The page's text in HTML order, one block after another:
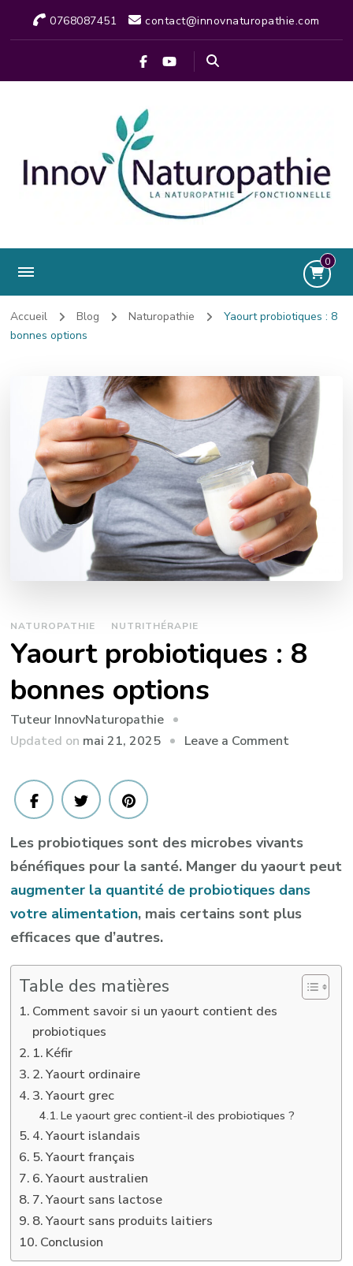
0768087451 contact@innovnaturopathie.com
0
Accueil Blog Naturopathie
Yaourt probiotiques : 8
bonnes options
NATUROPATHIE NUTRITHÉRAPIE
Yaourt probiotiques : 8
bonnes options
Tuteur InnovNaturopathie
Updated on mai 21, 2025 Leave a Commenton
options
Les probiotiques sont des microbes vivants
bénéfiques pour la santé. Manger du yaourt peut
augmenter la quantité de probiotiques dans
votre alimentation, mais certains sont plus
efficaces que d’autres.
Table des matières
Comment savoir si un yaourt contient des
probiotiques
1. Kéfir
2. Yaourt ordinaire
3. Yaourt grec
Le yaourt grec contient-il des probiotiques ?
4. Yaourt islandais
5. Yaourt français
6. Yaourt australien
7. Yaourt sans lactose
8. Yaourt sans produits laitiers
Conclusion